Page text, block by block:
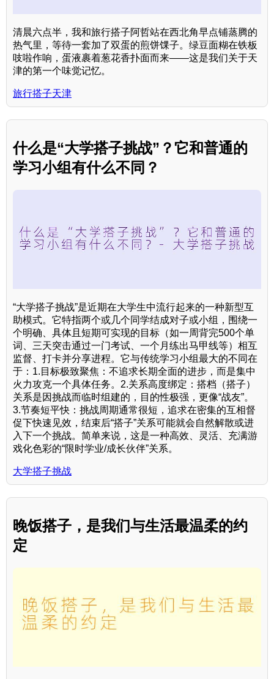
清晨六点半，我和旅行搭子阿哲站在西北角早点铺蒸腾的
热气里，等待一套加了双蛋的煎饼馃子。绿豆面糊在铁板
吱啦作响，蛋液裹着葱花香扑面而来——这是我们关于天
津的第一个味觉记忆。
旅行搭子天津
什么是“大学搭子挑战”？它和普通的
学习小组有什么不同？
“大学搭子挑战”是近期在大学生中流行起来的一种新型互
助模式。它特指两个或几个同学结成对子或小组，围绕一
个明确、具体且短期可实现的目标（如一周背完500个单
词、三天突击通过一门考试、一个月练出马甲线等）相互
监督、打卡并分享进程。它与传统学习小组最大的不同在
于：1.目标极致聚焦：不追求长期全面的进步，而是集中
火力攻克一个具体任务。2.关系高度绑定：搭档（搭子）
关系是因挑战而临时组建的，目的性极强，更像“战友”。
3.节奏短平快：挑战周期通常很短，追求在密集的互相督
促下快速见效，结束后“搭子”关系可能就会自然解散或进
入下一个挑战。简单来说，这是一种高效、灵活、充满游
戏化色彩的“限时学业/成长伙伴”关系。
大学搭子挑战
晚饭搭子，是我们与生活最温柔的约
定